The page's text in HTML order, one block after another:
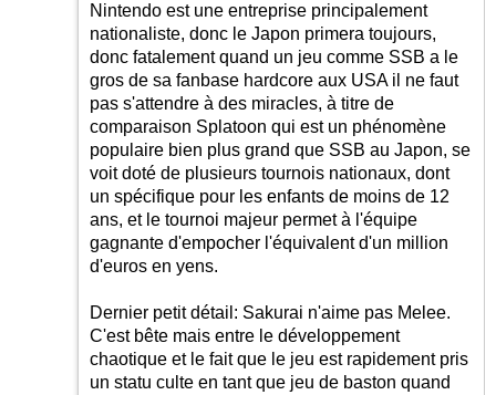
Nintendo est une entreprise principalement
nationaliste, donc le Japon primera toujours,
donc fatalement quand un jeu comme SSB a le
gros de sa fanbase hardcore aux USA il ne faut
pas s'attendre à des miracles, à titre de
comparaison Splatoon qui est un phénomène
populaire bien plus grand que SSB au Japon, se
voit doté de plusieurs tournois nationaux, dont
un spécifique pour les enfants de moins de 12
ans, et le tournoi majeur permet à l'équipe
gagnante d'empocher l'équivalent d'un million
d'euros en yens.
Dernier petit détail: Sakurai n'aime pas Melee.
C'est bête mais entre le développement
chaotique et le fait que le jeu est rapidement pris
un statu culte en tant que jeu de baston quand